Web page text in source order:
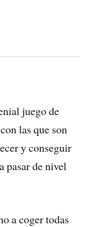
juego de
las que son
y conseguir
pasar de nivel
a coger todas